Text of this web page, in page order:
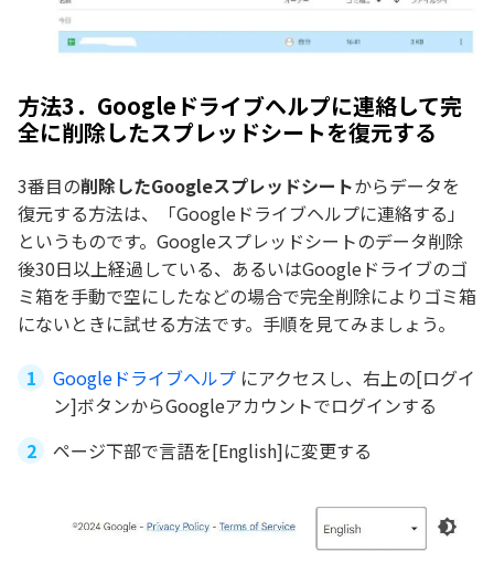
方法3．Googleドライブヘルプに連絡して完
全に削除したスプレッドシートを復元する
3番目の削除したGoogleスプレッドシートからデータを
復元する方法は、「Googleドライブヘルプに連絡する」
というものです。Googleスプレッドシートのデータ削除
後30日以上経過している、あるいはGoogleドライブのゴ
ミ箱を手動で空にしたなどの場合で完全削除によりゴミ箱
にないときに試せる方法です。手順を見てみましょう。
Googleドライブヘルプ にアクセスし、右上の[ログイ
ン]ボタンからGoogleアカウントでログインする
ページ下部で言語を[English]に変更する